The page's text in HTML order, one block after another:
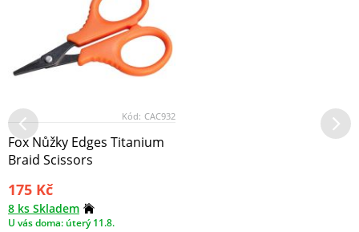
Kód: CAC932
Fox Nůžky Edges Titanium
Braid Scissors
175 Kč
8 ks Skladem
U vás doma: úterý 11.8.